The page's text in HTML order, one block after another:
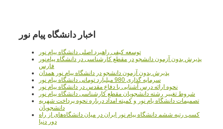
اخبار دانشگاه پیام نور
توسعه کیفی راهبرد اصلی دانشگاه پیام نور
پذیرش بدون آزمون دانشجو در مقطع کارشناسی در دانشگاه پیام‌نور
فارس
پذیرش بدون آزمون دانشجو در دانشگاه پیام نور همدان
سرمایه گذاری 980 میلیارد تومانی دانشگاه پیام نور
نحوه ارائه درس آشنایی با دفاع مقدس در دانشگاه پیام نور
شروط تغییر رشته دانشجویان مقطع کارشناسی دانشگاه پیام نور
تصمیمات دانشگاه یام نور و کمیته امداد درباره نحوه پرداخت شهریه
دانشجویان
کسب رتبه ششم دانشگاه پیام نور ایران در میان دانشگاه‌های از راه
دور دنیا